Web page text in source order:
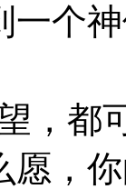
一个
，都
愿，